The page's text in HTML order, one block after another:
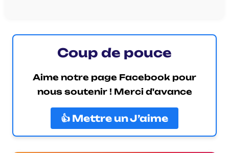
Coup de pouce
Aime notre page Facebook pour
nous soutenir ! Merci d'avance
👍 Mettre un J’aime